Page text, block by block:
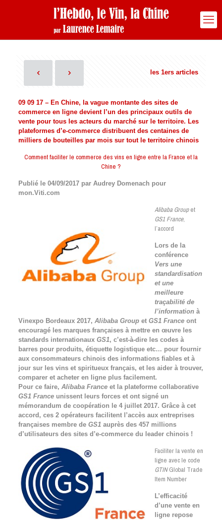
les 1ers articles
09 09 17 – En Chine, la vague montante des sites de
commerce en ligne devient l’un des principaux outils de
vente pour tous les acteurs du marché sur le territoire. Les
plateformes d’e-commerce distribuent des centaines de
milliers de bouteilles par mois sur tout le territoire chinois
Comment faciliter le commerce des vins en ligne entre la France et la
Chine ?
Publié le 04/09/2017 par Audrey Domenach pour
mon.Viti.com
Alibaba Groupet
GS1 France,
l’accord
Lors de la
conférence
Vers une
standardisation
et une
meilleure
traçabilité de
l’informationà
Vinexpo Bordeaux 2017, Alibaba Groupet GS1 Franceont
encouragé les marques françaises à mettre en œuvre les
standards internationaux GS1, c’est-à-dire les codes à
barres pour produits, étiquette logistique etc… pour fournir
aux consommateurs chinois des informations fiables et à
jour sur les vins et spiritueux français, et les aider à trouver,
comparer et acheter en ligne plus facilement.
Pour ce faire, Alibaba Franceet la plateforme collaborative
GS1 Franceunissent leurs forces et ont signé un
mémorandum de coopération le 4 juillet 2017. Grâce à cet
accord, ces 2 opérateurs facilitent l’accès aux entreprises
françaises membre de GS1auprès des 457 millions
d’utilisateurs des sites d’e-commerce du leader chinois !
Faciliter la vente en
ligne avec le code
GTINGlobal Trade
Item Number
L’efficacité
d’une vente en
ligne repose